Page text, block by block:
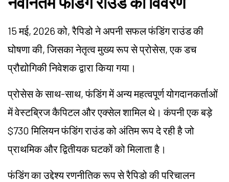
15 मई, 2026 को, रैपिडो ने अपनी सफल फंडिंग राउंड की
घोषणा की, जिसका नेतृत्व मुख्य रूप से प्रोसेस, एक डच
प्रौद्योगिकी निवेशक द्वारा किया गया।
प्रोसेस के साथ-साथ, फंडिंग में अन्य महत्वपूर्ण योगदानकर्ताओं
में वेस्टब्रिज कैपिटल और एक्सेल शामिल थे। कंपनी एक बड़े
$730 मिलियन फंडिंग राउंड को अंतिम रूप दे रही है जो
प्राथमिक और द्वितीयक घटकों को मिलाता है।
फंडिंग का उद्देश्य रणनीतिक रूप से रैपिडो की परिचालन